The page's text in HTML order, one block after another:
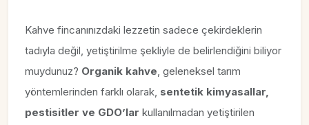
Kahve fincanınızdaki lezzetin sadece çekirdeklerin
tadıyla değil, yetiştirilme şekliyle de belirlendiğini biliyor
muydunuz? Organik kahve , geleneksel tarım
yöntemlerinden farklı olarak, sentetik kimyasallar,
pestisitler ve GDO’lar kullanılmadan yetiştirilen